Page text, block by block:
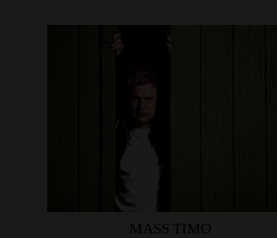
MASS TIMO